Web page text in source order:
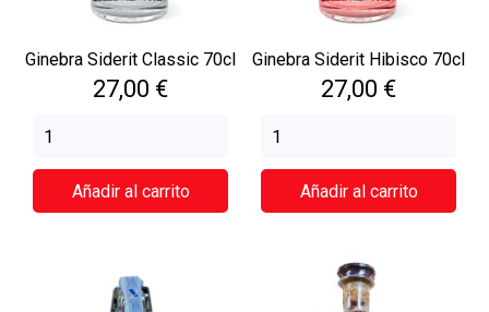
Ginebra Siderit Classic 70cl
Precio
27,00 €
Añadir al carrito
Ginebra Siderit Hibisco 70cl
Precio
27,00 €
Añadir al carrito